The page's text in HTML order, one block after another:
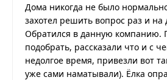
Дома никогда не было
захотел решить вопрос раз и на
Обратился в данную компанию.
подобрать, рассказали что и с
недолгое время, привезли вот
уже сами наматывали). Ёлка